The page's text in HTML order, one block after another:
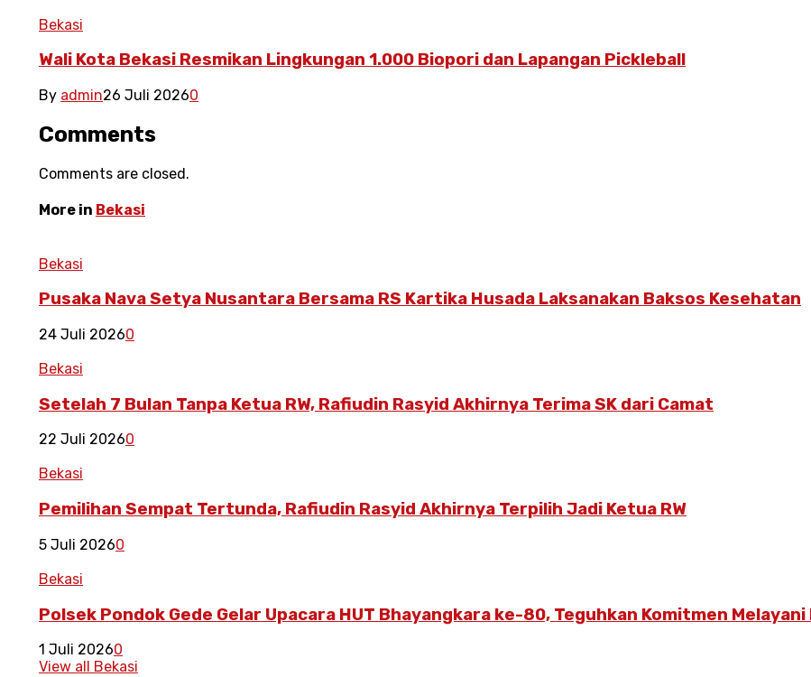
Bekasi
Wali Kota Bekasi Resmikan Lingkungan 1.000 Biopori dan Lapangan Pickleball
By admin26 Juli 20260
Comments
Comments are closed.
More in Bekasi
Bekasi
Pusaka Nava Setya Nusantara Bersama RS Kartika Husada Laksanakan Baksos Kesehatan
24 Juli 20260
Bekasi
Setelah 7 Bulan Tanpa Ketua RW, Rafiudin Rasyid Akhirnya Terima SK dari Camat
22 Juli 20260
Bekasi
Pemilihan Sempat Tertunda, Rafiudin Rasyid Akhirnya Terpilih Jadi Ketua RW
5 Juli 20260
Bekasi
Polsek Pondok Gede Gelar Upacara HUT Bhayangkara ke-80, Teguhkan Komitmen
1 Juli 20260
View all Bekasi